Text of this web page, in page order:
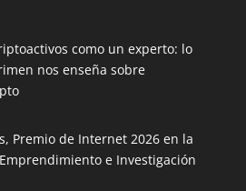
como un experto: lo
nos enseña sobre
Premio de Internet 2026 en la
e Investigación